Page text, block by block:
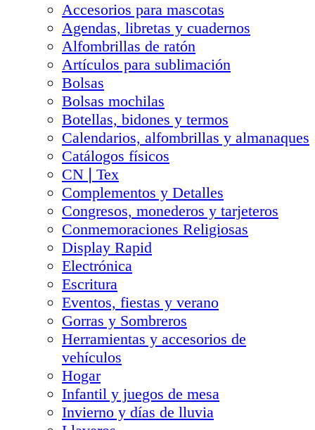
Accesorios para mascotas
Agendas, libretas y cuadernos
Alfombrillas de ratón
Artículos para sublimación
Bolsas
Bolsas mochilas
Botellas, bidones y termos
Calendarios, alfombrillas y almanaques
Catálogos físicos
CN❘Tex
Complementos y Detalles
Congresos, monederos y tarjeteros
Conmemoraciones Religiosas
Display Rapid
Electrónica
Escritura
Eventos, fiestas y verano
Gorras y Sombreros
Herramientas y accesorios de
vehículos
Hogar
Infantil y juegos de mesa
Invierno y días de lluvia